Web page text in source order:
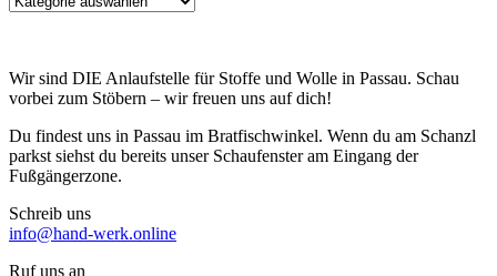
Wir sind DIE Anlaufstelle für Stoffe und Wolle in Passau. Schau
vorbei zum Stöbern – wir freuen uns auf dich!
Du findest uns in Passau im Bratfischwinkel. Wenn du am Schanzl
parkst siehst du bereits unser Schaufenster am Eingang der
Fußgängerzone.
Schreib uns
info@hand-werk.online
Ruf uns an